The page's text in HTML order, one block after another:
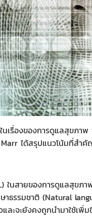
เรื่องของการดูแลสุขภ
ได้สรุปแนวโน้มที่สํา
ในสายของการดูแลสุขภา
ธรรมชาติ (Natural
ละจะยังคงถูกนํามาใช้เพิ่ม